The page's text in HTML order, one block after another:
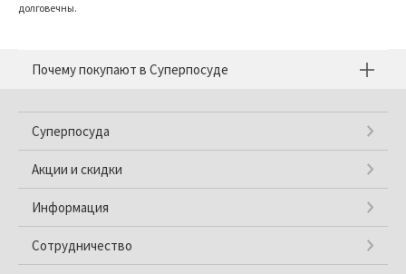
долговечны.
Почему покупают в Суперпосуде
Суперпосуда
Акции и скидки
Информация
Сотрудничество